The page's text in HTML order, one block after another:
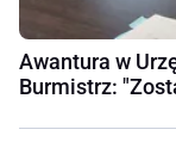
Awantura w
Burmistrz: